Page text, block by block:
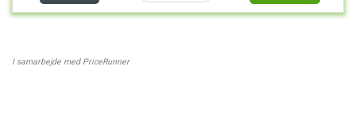
I samarbejde med PriceRunner